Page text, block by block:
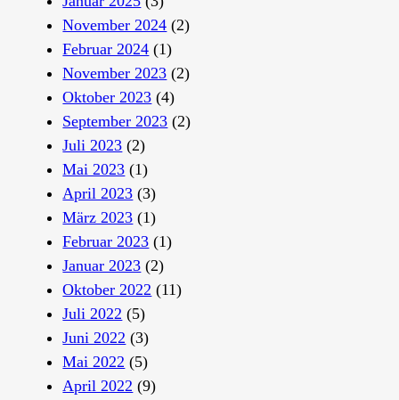
November 2024 (2)
Februar 2024 (1)
November 2023 (2)
Oktober 2023 (4)
September 2023 (2)
Juli 2023 (2)
Mai 2023 (1)
April 2023 (3)
März 2023 (1)
Februar 2023 (1)
Januar 2023 (2)
Oktober 2022 (11)
Juli 2022 (5)
Juni 2022 (3)
Mai 2022 (5)
April 2022 (9)